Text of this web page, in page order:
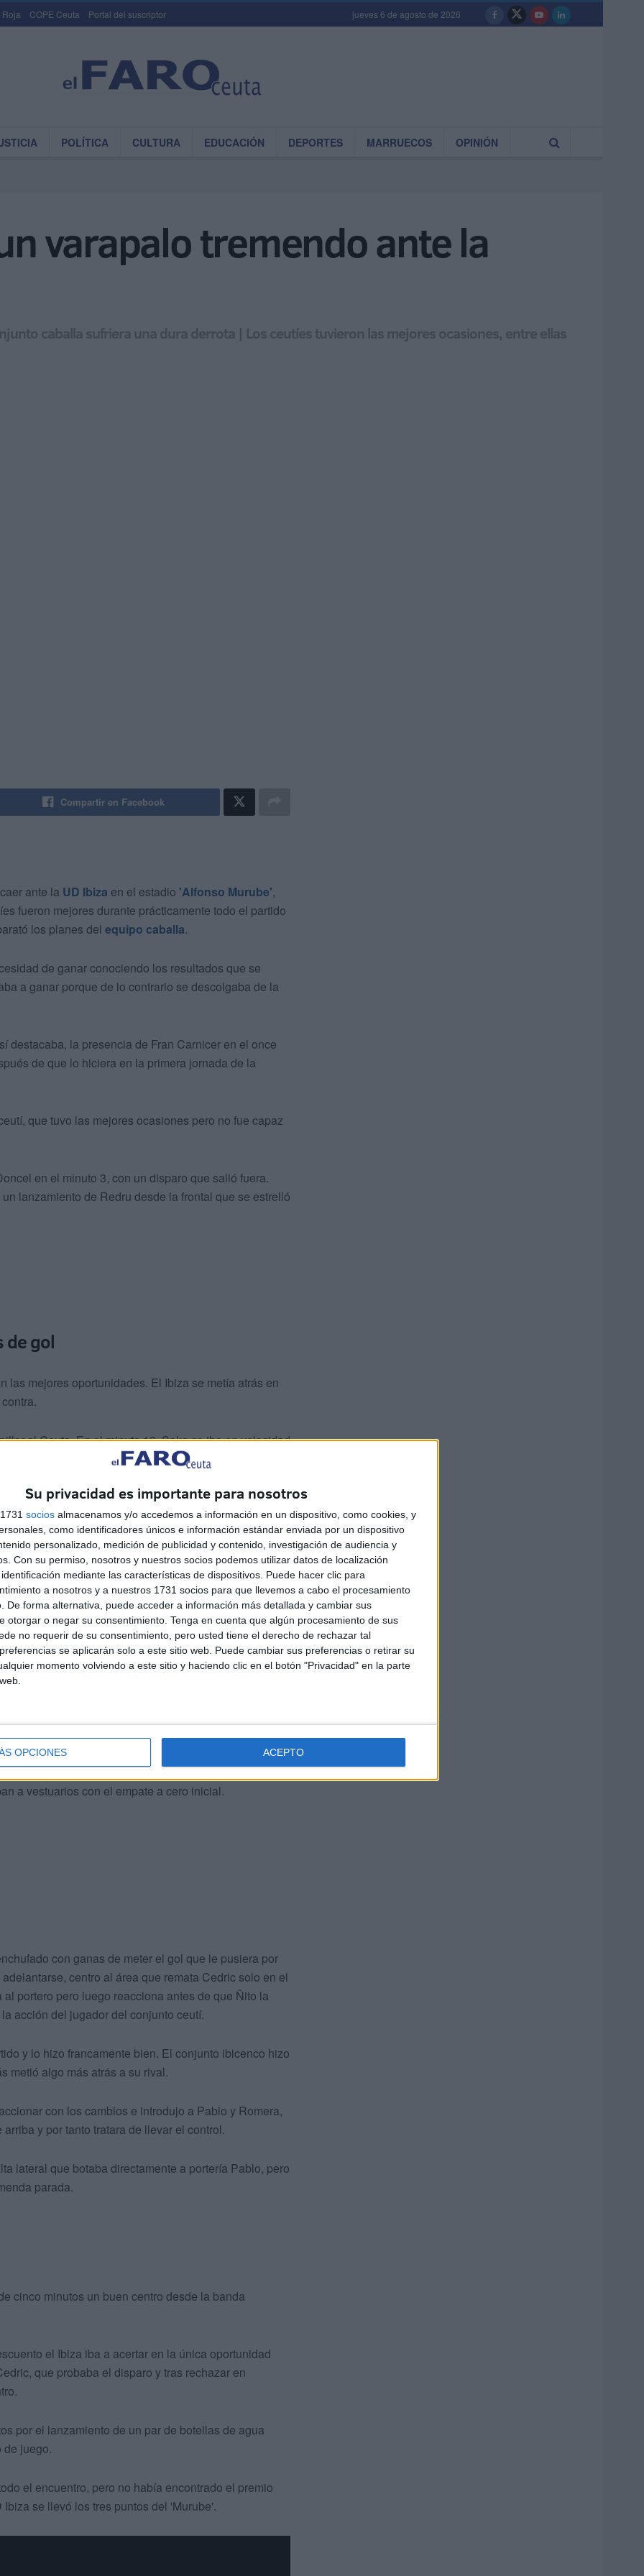
Su privacidad es importante para nosotros
socios almacenamos y/o accedemos a información en un dispositivo, como cookies, y
como identificadores únicos e información estándar enviada por un dispositivo
personalizado, medición de publicidad y contenido, investigación de audiencia y
Con su permiso, nosotros y nuestros socios podemos utilizar datos de localización
mediante las características de dispositivos. Puede hacer clic para
a nosotros y a nuestros 1731 socios para que llevemos a cabo el procesamiento
De forma alternativa, puede acceder a información más detallada y cambiar sus
otorgar o negar su consentimiento. Tenga en cuenta que algún procesamiento de sus
no requerir de su consentimiento, pero usted tiene el derecho de rechazar tal
se aplicarán solo a este sitio web. Puede cambiar sus preferencias o retirar su
momento volviendo a este sitio y haciendo clic en el botón "Privacidad" en la parte
OPCIONES ACEPTO
Roja COPE Ceuta Portal del suscriptor jueves 6 de agosto de 2026
POLÍTICA CULTURA EDUCACIÓN DEPORTES MARRUECOS OPINIÓN
varapalo tremendo ante la
caballa sufriera una dura derrota | Los ceutíes tuvieron las mejores ocasiones, entre ellas
Compartir en Facebook
ante la UD Ibiza en el estadio 'Alfonso Murube',
fueron mejores durante prácticamente todo el partido
los planes del equipo caballa.
de ganar conociendo los resultados que se
a ganar porque de lo contrario se descolgaba de la
destacaba, la presencia de Fran Carnicer en el once
de que lo hiciera en la primera jornada de la
que tuvo las mejores ocasiones pero no fue capaz
en el minuto 3, con un disparo que salió fuera.
lanzamiento de Redru desde la frontal que se estrelló
de gol
las mejores oportunidades. El Ibiza se metía atrás en
al Ceuta. En el minuto 18, Soko se iba en velocidad
pero el cancerbero del Ceuta realizaba una
pero el Ibiza salía con algo más de peligro. En el
disparo salía demasiado cruzado y no encontraba
de Obolski, al que respondió el portero Pedro
y tampoco fueron capaces de conseguir el tanto.
una oportunidad clara para marcar el gol. En el
y sin portero remataba pero el balón
la ocasión más clara pero ni aún así se pudo abrir
a vestuarios con el empate a cero inicial.
con ganas de meter el gol que le pusiera por
centro al área que remata Cedric solo en el
portero pero luego reacciona antes de que Ñito la
acción del jugador del conjunto ceutí.
y lo hizo francamente bien. El conjunto ibicenco hizo
metió algo más atrás a su rival.
con los cambios e introdujo a Pablo y Romera,
y por tanto tratara de llevar el control.
lateral que botaba directamente a portería Pablo, pero
parada.
cinco minutos un buen centro desde la banda
el Ibiza iba a acertar en la única oportunidad
que probaba el disparo y tras rechazar en
por el lanzamiento de un par de botellas de agua
de juego.
el encuentro, pero no había encontrado el premio
se llevó los tres puntos del 'Murube'.